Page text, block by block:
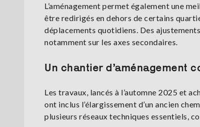
L’aménagement permet également une
être redirigés en dehors de certains
déplacements quotidiens. Des
notamment sur les axes secondaires.
Un chantier d’aménagement
Les travaux, lancés à l’automne 2025 et
ont inclus l’élargissement d’un ancien
plusieurs réseaux techniques essentiels,